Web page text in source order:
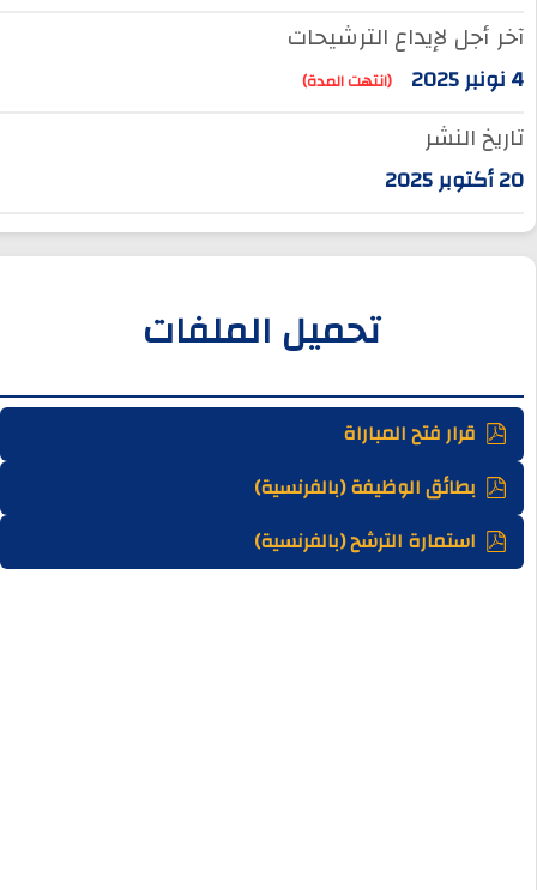
آخر أجل لإيداع الترشيحات
(انتهت المدة)
تاريخ النشر
20 أكتوبر 2025
تحميل الملفات
قرار فتح المباراة
بطائق الوظيفة (بالفرنسية)
استمارة الترشح (بالفرنسية)